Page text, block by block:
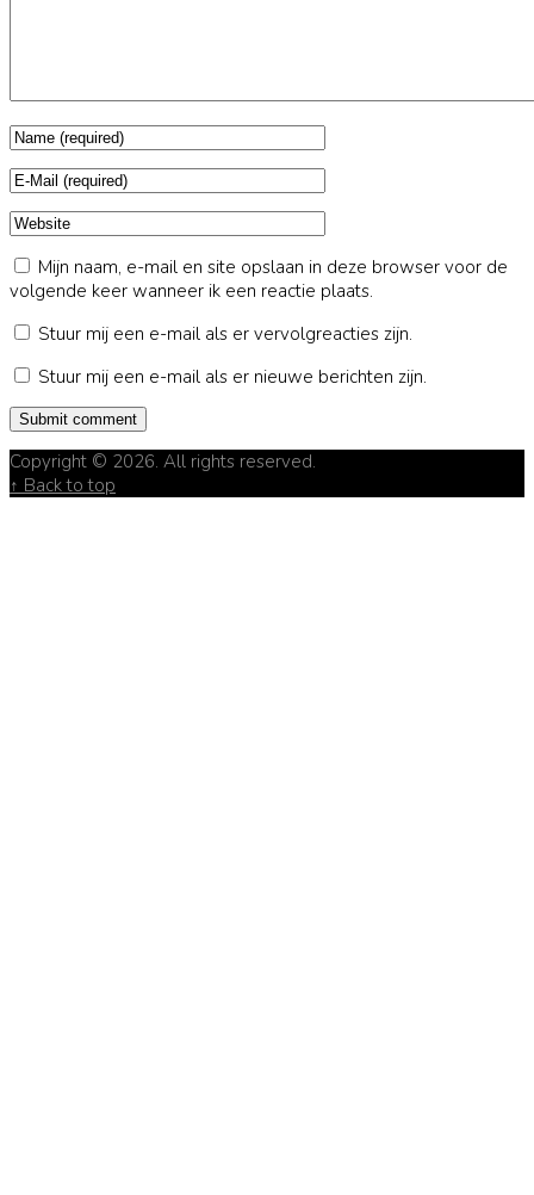
Mijn naam, e-mail en site opslaan in deze browser voor de
volgende keer wanneer ik een reactie plaats.
Stuur mij een e-mail als er vervolgreacties zijn.
Stuur mij een e-mail als er nieuwe berichten zijn.
Copyright © 2026. All rights reserved.
↑ Back to top